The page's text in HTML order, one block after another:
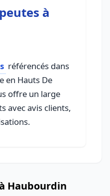
à
référencés dans
en Hauts De
offre un large
avec avis clients,
Haubourdin